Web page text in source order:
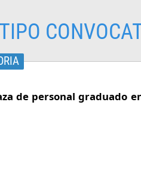
TIPO
de personal graduado